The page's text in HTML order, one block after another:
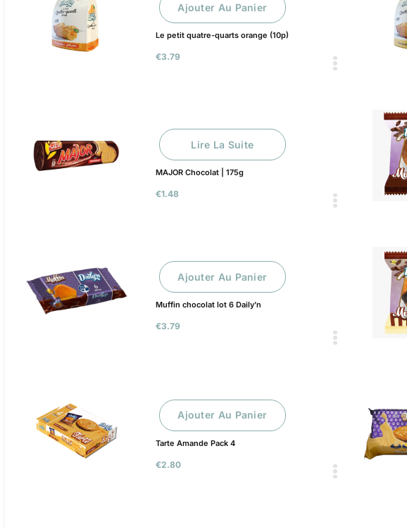
€3.79
Le petit quatre-quarts orange (10p)
Ajouter Au Panier
€1.48
MAJOR Chocolat | 175g
Lire La Suite
€3.79
Muffin chocolat lot 6 Daily’n
Ajouter Au Panier
€2.80
Tarte Amande Pack 4
Ajouter Au Panier